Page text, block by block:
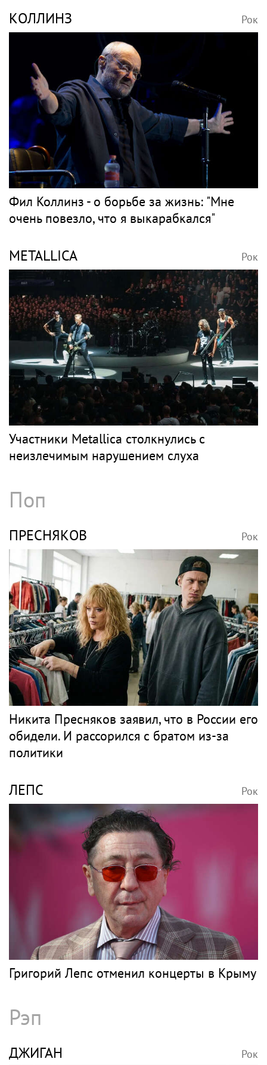
КОЛЛИНЗ Рок
Фил Коллинз - о борьбе за жизнь: "Мне
очень повезло, что я выкарабкался"
METALLICA Рок
Участники Metallica столкнулись с
неизлечимым нарушением слуха
Поп
ПРЕСНЯКОВ Рок
Никита Пресняков заявил, что в России его
обидели. И рассорился с братом из-за
политики
ЛЕПС Рок
Григорий Лепс отменил концерты в Крыму
Рэп
ДЖИГАН Рок